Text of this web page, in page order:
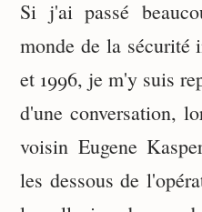
Si j'ai passé
monde de la sécurité
et 1996, je m'y suis
d'une conversation,
voisin Eugene
les dessous de